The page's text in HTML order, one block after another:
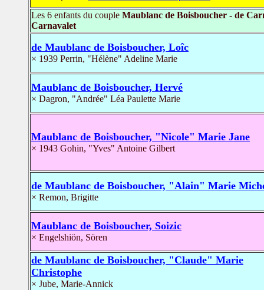
Les 6 enfants du couple Maublanc de Boisboucher - de
Carnavalet
de Maublanc de Boisboucher, Loîc
× 1939 Perrin, "Hélène" Adeline Marie
Maublanc de Boisboucher, Hervé
× Dagron, "Andrée" Léa Paulette Marie
Maublanc de Boisboucher, "Nicole" Marie Jane
× 1943 Gohin, "Yves" Antoine Gilbert
de Maublanc de Boisboucher, "Alain" Marie
× Remon, Brigitte
Maublanc de Boisboucher, Soizic
× Engelshiön, Sören
de Maublanc de Boisboucher, "Claude" Marie
Christophe
× Jube, Marie-Annick